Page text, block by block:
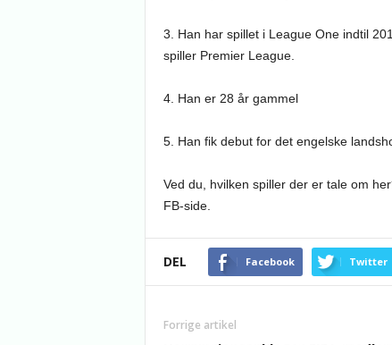
3. Han har spillet i League One indtil
spiller Premier League.
4. Han er 28 år gammel
5. Han fik debut for det engelske
Ved du, hvilken spiller der er tale om
FB-side.
DEL Facebook Twitter
Forrige artikel